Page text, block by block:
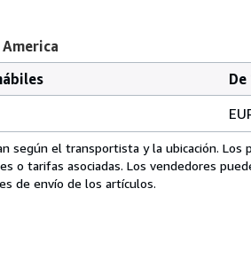
según el transportista y la ubicación. Los
o tarifas asociadas. Los vendedores
de envío de los artículos.